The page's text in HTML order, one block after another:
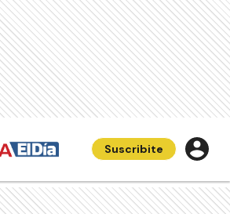
Suscribite